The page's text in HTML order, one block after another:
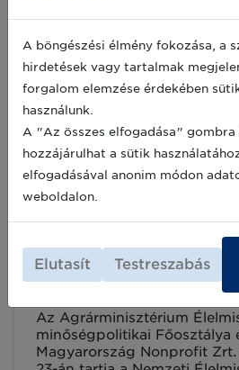
Az Ön vállalkozásának van
stratégiája?
Regisztráljon a GS1
Summit-ra!
A GS1 globális
Healthcare csoportja az idei
térben rendezi meg
eseményét GS1 Healthcare
néven, 2020. november 17-
egyik legnagyobb
rendezvényén a szektor
a szakemberek, valamint
szabványbevezetésről és
számolnak be.
2020-11-05
Nemzeti Élelmiszer
Platform – Önt is várjuk
Az Agrárminisztérium
minőségpolitikai Főosztálya
Magyarország Nonprofit
A böngészési élmény fokozása, a
hirdetések vagy tartalmak
forgalom elemzése érdekében
használunk.
A "Az összes elfogadása"
hozzájárulhat a sütik
elfogadásával anonim módon
weboldalon.
Elutasít Testreszabás